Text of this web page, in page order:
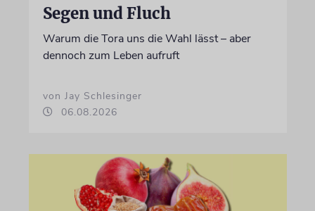
Segen und Fluch
Warum die Tora uns die Wahl lässt – aber
dennoch zum Leben aufruft
von Jay Schlesinger
06.08.2026